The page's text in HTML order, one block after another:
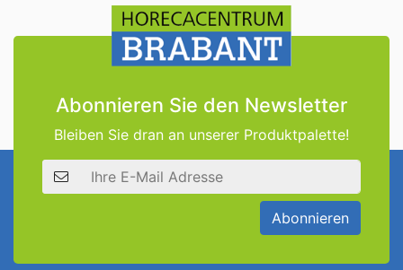
Abonnieren Sie den Newsletter
Bleiben Sie dran an unserer Produktpalette!
E-Mail Adresse
Abonnieren